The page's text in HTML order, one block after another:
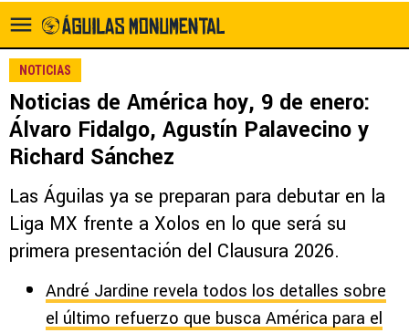
NOTICIAS
Noticias de América hoy, 9 de enero:
Álvaro Fidalgo, Agustín Palavecino y
Richard Sánchez
Las Águilas ya se preparan para debutar en la
Liga MX frente a Xolos en lo que será su
primera presentación del Clausura 2026.
André Jardine revela todos los detalles sobre
el último refuerzo que busca América para el